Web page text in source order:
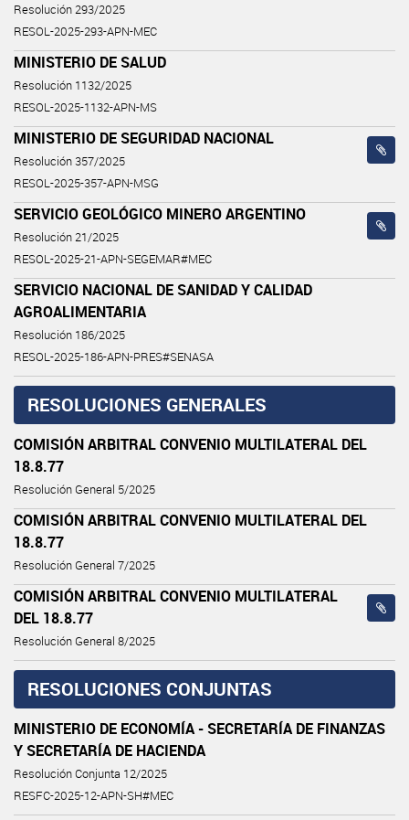
Resolución 293/2025
RESOL-2025-293-APN-MEC
MINISTERIO DE SALUD
Resolución 1132/2025
RESOL-2025-1132-APN-MS
MINISTERIO DE SEGURIDAD NACIONAL
Resolución 357/2025
RESOL-2025-357-APN-MSG
SERVICIO GEOLÓGICO MINERO ARGENTINO
Resolución 21/2025
RESOL-2025-21-APN-SEGEMAR#MEC
SERVICIO NACIONAL DE SANIDAD Y CALIDAD
AGROALIMENTARIA
Resolución 186/2025
RESOL-2025-186-APN-PRES#SENASA
RESOLUCIONES GENERALES
COMISIÓN ARBITRAL CONVENIO MULTILATERAL DEL
18.8.77
Resolución General 5/2025
COMISIÓN ARBITRAL CONVENIO MULTILATERAL DEL
18.8.77
Resolución General 7/2025
COMISIÓN ARBITRAL CONVENIO MULTILATERAL
DEL 18.8.77
Resolución General 8/2025
RESOLUCIONES CONJUNTAS
MINISTERIO DE ECONOMÍA - SECRETARÍA DE FINANZAS
Y SECRETARÍA DE HACIENDA
Resolución Conjunta 12/2025
RESFC-2025-12-APN-SH#MEC